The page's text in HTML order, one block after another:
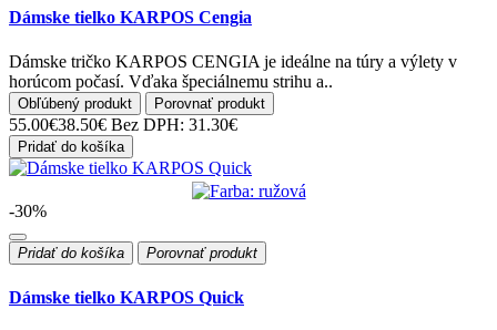
Dámske tielko KARPOS Cengia
Dámske tričko KARPOS CENGIA je ideálne na túry a výlety v
horúcom počasí. Vďaka špeciálnemu strihu a..
Obľúbený produkt Porovnať produkt
55.00€38.50€ Bez DPH: 31.30€
Pridať do košíka
-30%
Pridať do košíka Porovnať produkt
Dámske tielko KARPOS Quick